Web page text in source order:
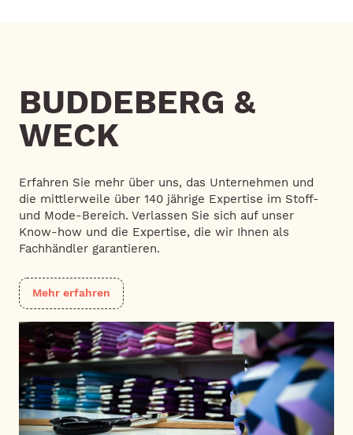
BUDDEBERG &
WECK
Erfahren Sie mehr über uns, das Unternehmen und
die mittlerweile über 140 jährige Expertise im Stoff-
und Mode-Bereich. Verlassen Sie sich auf unser
Know-how und die Expertise, die wir Ihnen als
Fachhändler garantieren.
Mehr erfahren